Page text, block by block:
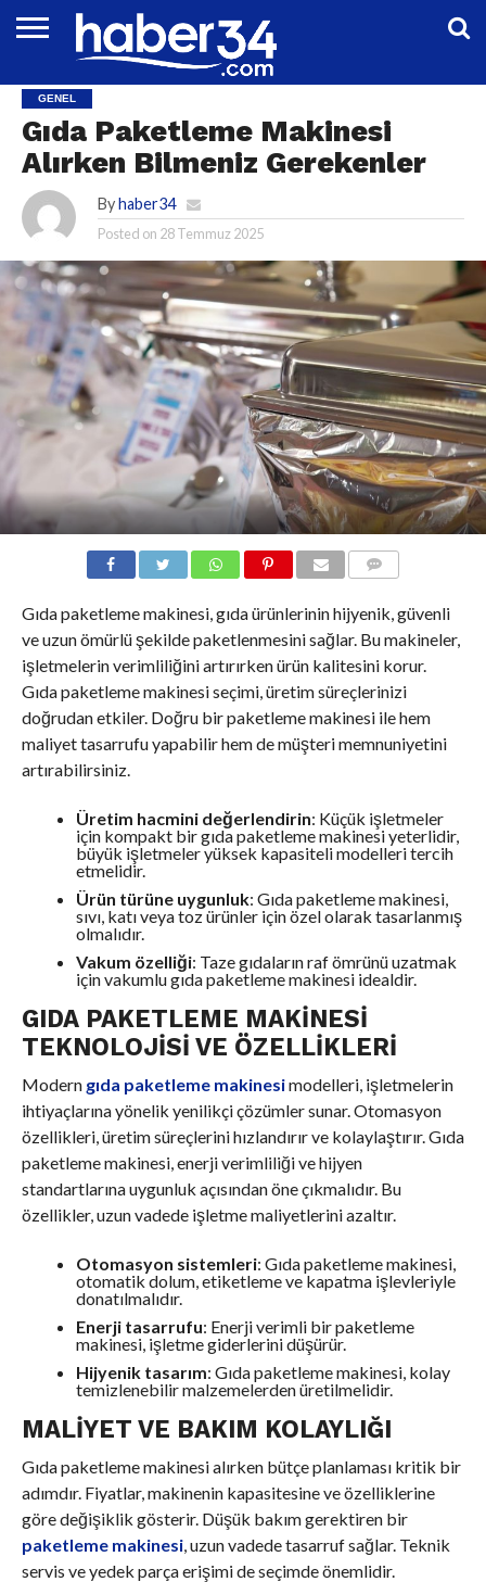
EĞITIM
EKONOMI
GENEL
MAGAZIN
OTOMOTIV
SIYASET
SPOR
TEKNOLOJI
GENEL
Gıda Paketleme Makinesi
Alırken Bilmeniz Gerekenler
By haber34
Posted on 28 Temmuz 2025
Gıda paketleme makinesi, gıda ürünlerinin hijyenik, güvenli
ve uzun ömürlü şekilde paketlenmesini sağlar. Bu makineler,
işletmelerin verimliliğini artırırken ürün kalitesini korur.
Gıda paketleme makinesi seçimi, üretim süreçlerinizi
doğrudan etkiler. Doğru bir paketleme makinesi ile hem
maliyet tasarrufu yapabilir hem de müşteri memnuniyetini
artırabilirsiniz.
Üretim hacmini değerlendirin: Küçük işletmeler
için kompakt bir gıda paketleme makinesi yeterlidir,
büyük işletmeler yüksek kapasiteli modelleri tercih
etmelidir.
Ürün türüne uygunluk: Gıda paketleme makinesi,
sıvı, katı veya toz ürünler için özel olarak tasarlanmış
olmalıdır.
Vakum özelliği: Taze gıdaların raf ömrünü uzatmak
için vakumlu gıda paketleme makinesi idealdir.
GIDA PAKETLEME MAKINESI
TEKNOLOJISI VE ÖZELLIKLERI
Modern gıda paketleme makinesimodelleri, işletmelerin
ihtiyaçlarına yönelik yenilikçi çözümler sunar. Otomasyon
özellikleri, üretim süreçlerini hızlandırır ve kolaylaştırır. Gıda
paketleme makinesi, enerji verimliliği ve hijyen
standartlarına uygunluk açısından öne çıkmalıdır. Bu
özellikler, uzun vadede işletme maliyetlerini azaltır.
Otomasyon sistemleri: Gıda paketleme makinesi,
otomatik dolum, etiketleme ve kapatma işlevleriyle
donatılmalıdır.
Enerji tasarrufu: Enerji verimli bir paketleme
makinesi, işletme giderlerini düşürür.
Hijyenik tasarım: Gıda paketleme makinesi, kolay
temizlenebilir malzemelerden üretilmelidir.
MALIYET VE BAKIM KOLAYLIĞI
Gıda paketleme makinesi alırken bütçe planlaması kritik bir
adımdır. Fiyatlar, makinenin kapasitesine ve özelliklerine
göre değişiklik gösterir. Düşük bakım gerektiren bir
paketleme makinesi, uzun vadede tasarruf sağlar. Teknik
servis ve yedek parça erişimi de seçimde önemlidir.